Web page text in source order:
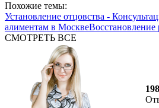
Похожие темы:
Установление отцовства -
алиментам в МосквеВосстановление
СМОТРЕТЬ ВСЕ